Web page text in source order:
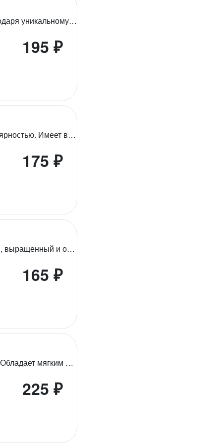
Один из самых экологически чистых чаёв в мире, благодаря уникальному климату и высокогорному расположению плантаций, с бесспорными вкусовыми преимуществами – крепкий, насыщенный с тонким цветочным ароматом и красивым янтарно-красным цветом настоя. Обладает весьма выраженным бодрящим эффектом и высоким содержанием антиоксидантов, замедляющих процессы старения в организме, способствует ускорению метаболизма.
195 ₽
Чай, выращенный в Кении, пользуется большой популярностью. Имеет высокое качество, красно-золотистый настой, очень нежный аромат, великолепный насыщенный вкус. Отличается высоким содержанием кофеина и ароматических веществ. Идеален как бодрящий утренний напиток, прекрасно сочетается с молоком. Помогает бороться с простудными и вирусными заболеваниями, улучшает работу сердечно-сосудистой системы, помогает снизить риск возникновения онкологических заболеваний, снижает уровень холестерина в крови.
175 ₽
Превосходный всемирно известный и признанный чай, выращенный и обработанный в 'райских садах Ассама', обладает насыщенным ярким медным настоем с характерной солодовой терпкостью во вкусе, замечательным тонким ароматным букетом. Его крепость и насыщенность прекрасно дополнят молоко или лимон.
165 ₽
Эксклюзивный крупнолистовой чайиз региона Рухуна. Обладает мягким и насыщеннымсбалансированным вкусом, утонченным и ярким ароматом с цветочными оттенками.
225 ₽